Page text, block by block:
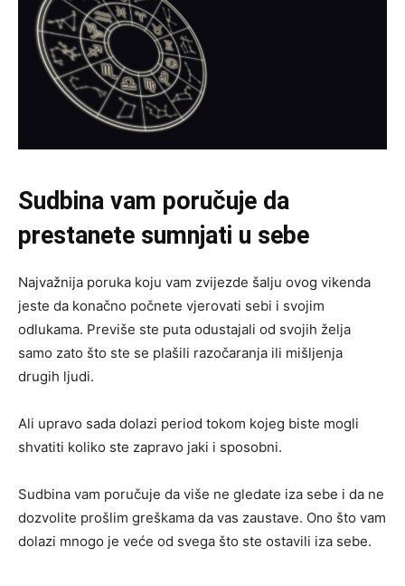
Sudbina vam poručuje da
prestanete sumnjati u sebe
Najvažnija poruka koju vam zvijezde šalju ovog vikenda
jeste da konačno počnete vjerovati sebi i svojim
odlukama. Previše ste puta odustajali od svojih želja
samo zato što ste se plašili razočaranja ili mišljenja
drugih ljudi.
Ali upravo sada dolazi period tokom kojeg biste mogli
shvatiti koliko ste zapravo jaki i sposobni.
Sudbina vam poručuje da više ne gledate iza sebe i da ne
dozvolite prošlim greškama da vas zaustave. Ono što vam
dolazi mnogo je veće od svega što ste ostavili iza sebe.